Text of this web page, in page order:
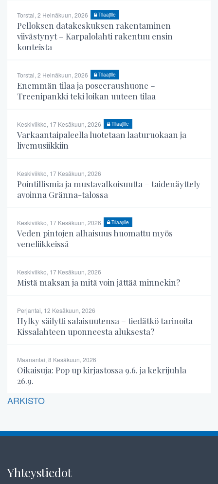
Torstai, 2 Heinäkuun, 2026 Tilaajille
Pelloksen datakeskuksen rakentaminen
viivästynyt – Karpalolahti rakentuu ensin
konteista
Torstai, 2 Heinäkuun, 2026 Tilaajille
Enemmän tilaa ja poseeraushuone –
Treenipankki teki loikan uuteen tilaa
Keskiviikko, 17 Kesäkuun, 2026 Tilaajille
Varkaantaipaleella luotetaan laaturuokaan ja
livemusiikkiin
Keskiviikko, 17 Kesäkuun, 2026
Pointillismia ja mustavalkoisuutta – taidenäyttely
avoinna Gränna-talossa
Keskiviikko, 17 Kesäkuun, 2026 Tilaajille
Veden pintojen alhaisuus huomattu myös
veneliikkeissä
Keskiviikko, 17 Kesäkuun, 2026
Mistä maksan ja mitä voin jättää minnekin?
Perjantai, 12 Kesäkuun, 2026
Hylky säilytti salaisuutensa – tiedätkö tarinoita
Kissalahteen uponneesta aluksesta?
Maanantai, 8 Kesäkuun, 2026
Oikaisuja: Pop up kirjastossa 9.6. ja kekrijuhla
26.9.
ARKISTO
Yhteystiedot